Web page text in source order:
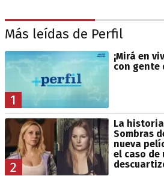
Más leídas de Perfil
1
¡Mirá en
con gente
2
La
Sombras
nueva
el caso de